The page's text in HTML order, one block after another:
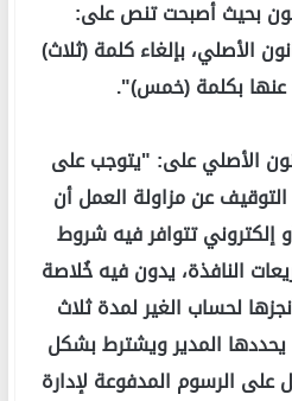
القانون بحيث أصبحت تنص على:
170 من القانون الأصلي، بإلغاء كلمة (ثلاث)
عنها بكلمة (خمس)".
170 من القانون الأصلي على: "يتوجب على
عن مزاولة العمل أن
تتوافر فيه شروط
النافذة، يدون فيه خُلاصة
لحساب الغير لمدة ثلاث
المدير ويشترط بشكل
الرسوم المدفوعة لإدارة